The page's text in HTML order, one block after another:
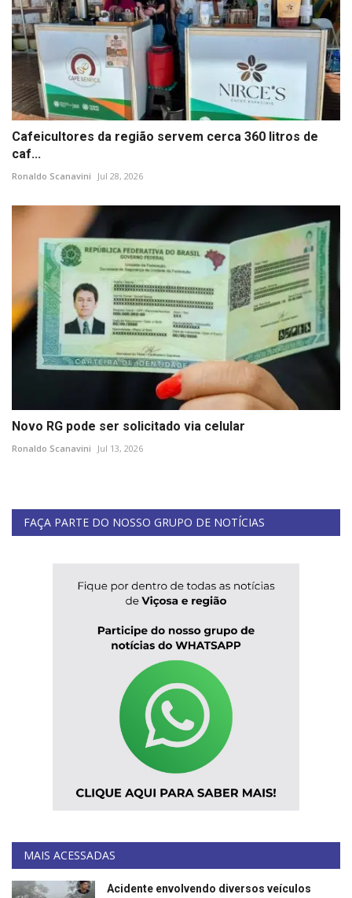
Cafeicultores da região servem cerca 360 litros de
caf...
Ronaldo Scanavini Jul 28, 2026
Novo RG pode ser solicitado via celular
Ronaldo Scanavini Jul 13, 2026
FAÇA PARTE DO NOSSO GRUPO DE NOTÍCIAS
MAIS ACESSADAS
Acidente envolvendo diversos veículos